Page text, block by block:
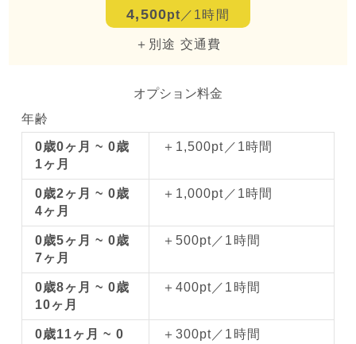
4,500pt ／1時間
＋別途 交通費
オプション料金
年齢
0歳0ヶ月 ~ 0歳
1ヶ月
＋1,500pt／1時間
0歳2ヶ月 ~ 0歳
4ヶ月
＋1,000pt／1時間
0歳5ヶ月 ~ 0歳
7ヶ月
＋500pt／1時間
0歳8ヶ月 ~ 0歳
10ヶ月
＋400pt／1時間
0歳11ヶ月 ~ 0
＋300pt／1時間